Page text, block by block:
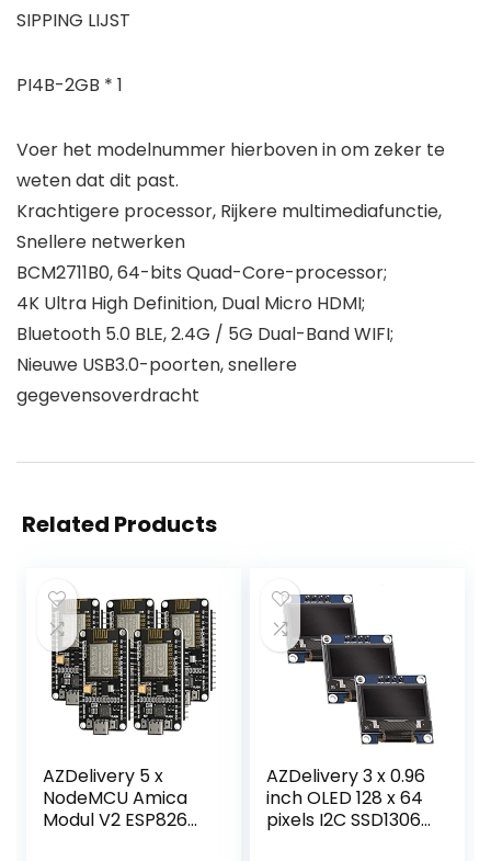
SIPPING LIJST
PI4B-2GB * 1
Voer het modelnummer hierboven in om zeker te
weten dat dit past.
Krachtigere processor, Rijkere multimediafunctie,
Snellere netwerken
BCM2711B0, 64-bits Quad-Core-processor;
4K Ultra High Definition, Dual Micro HDMI;
Bluetooth 5.0 BLE, 2.4G / 5G Dual-Band WIFI;
Nieuwe USB3.0-poorten, snellere
gegevensoverdracht
Related Products
AZDelivery 5 x
NodeMCU Amica
Modul V2 ESP8266
AZDelivery 3 x 0.96
inch OLED 128 x 64
pixels I2C SSD1306